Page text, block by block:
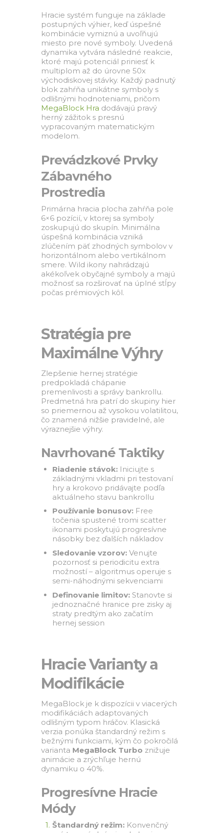
Hracie systém funguje na základe
postupných výhier, keď úspešné
kombinácie vymiznú a uvoľňujú
miesto pre nové symboly. Uvedená
dynamika vytvára následné reakcie,
ktoré majú potenciál priniesť k
multiplom až do úrovne 50x
východiskovej stávky. Každý padnutý
blok zahŕňa unikátne symboly s
odlišnými hodnoteniami, pričom
MegaBlock Hra dodávajú pravý
herný zážitok s presnú
vypracovaným matematickým
modelom.
Prevádzkové Prvky
Zábavného
Prostredia
Primárna hracia plocha zahŕňa pole
6×6 pozícií, v ktorej sa symboly
zoskupujú do skupín. Minimálna
úspešná kombinácia vzniká
zlúčením päť zhodných symbolov v
horizontálnom alebo vertikálnom
smere. Wild ikony nahrádzajú
akékoľvek obyčajné symboly a majú
možnosť sa rozširovať na úplné stĺpy
počas prémiových kôl.
Stratégia pre
Maximálne Výhry
Zlepšenie hernej stratégie
predpokladá chápanie
premenlivosti a správy bankrollu.
Predmetná hra patrí do skupiny hier
so priemernou až vysokou volatilitou,
čo znamená nižšie pravidelné, ale
výraznejšie výhry.
Navrhované Taktiky
Riadenie stávok:Iniciujte s
základnými vkladmi pri testovaní
hry a krokovo pridávajte podľa
aktuálneho stavu bankrollu
Používanie bonusov:Free
točenia spustené tromi scatter
ikonami poskytujú progresívne
násobky bez ďalších nákladov
Sledovanie vzorov:Venujte
pozornosť si periodicitu extra
možností – algoritmus operuje s
semi-náhodnými sekvenciami
Definovanie limitov:Stanovte si
jednoznačné hranice pre zisky aj
straty predtým ako začatím
hernej session
Hracie Varianty a
Modifikácie
MegaBlock je k dispozícii v viacerých
modifikáciách adaptovaných
odlišným typom hráčov. Klasická
verzia ponúka štandardný režim s
bežnými funkciami, kým čo pokročilá
varianta MegaBlock Turbo znižuje
animácie a zrýchľuje hernú
dynamiku o 40%.
Progresívne Hracie
Módy
Štandardný režim:Konvenčný